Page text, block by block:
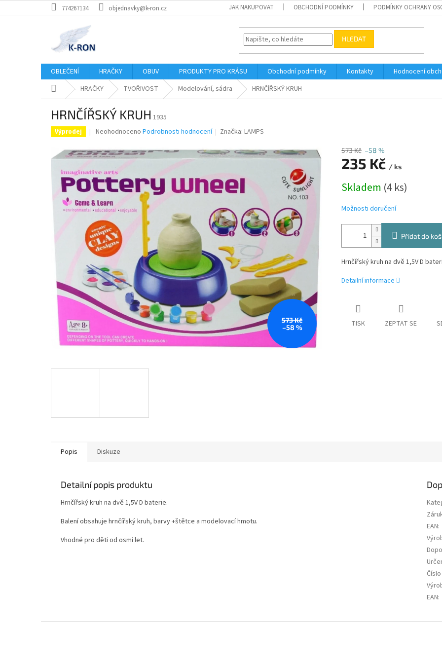
na
774267134 objednavky@k-ron.cz JAK NAKUPOVAT OBCHODNÍ PODMÍNKY PODMÍNKY OCHRANY
HLEDAT
OBLEČENÍ HRAČKY OBUV PRODUKTY PRO KRÁSU Obchodní podmínky Kontakty Hodnocení
Domů HRAČKY TVOŘIVOST Modelování, sádra HRNČÍŘSKÝ KRUH
HRNČÍŘSKÝ KRUH 1935
Výprodej
Průměrné
produktu
je
0,0
z
5
Neohodnoceno Podrobnosti hodnocení Značka:LAMPS
573 Kč
–58 %
573 Kč –58 %
235 Kč / ks
cena:
Skladem (4 ks)
Možnosti doručení
Přidat do
Hrnčířský kruh na dvě 1,5V D
Detailní informace
TISK ZEPTAT SE
Popis Diskuze
Detailní popis produktu
Hrnčířský kruh na dvě 1,5V D baterie.
Balení obsahuje hrnčířský kruh, barvy +štětce a modelovací hmotu.
Vhodné pro děti od osmi let.
EAN:
EAN: